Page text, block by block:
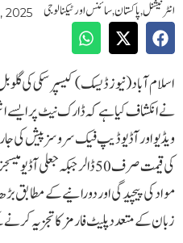
انٹرنیشنل,پاکستان,سائنس اور ٹیکنالوجی 2025
نے انکشاف کیا ہے کہ ڈارک نیٹ پر ایسے
ویڈیو اور آڈیو ڈیپ فیک سروسز پیش کی
مواد کی پیچیدگی اور دورانیے کے مطابق
زبان کے متعدد پلیٹ فارمز کا تجزیہ کرنے